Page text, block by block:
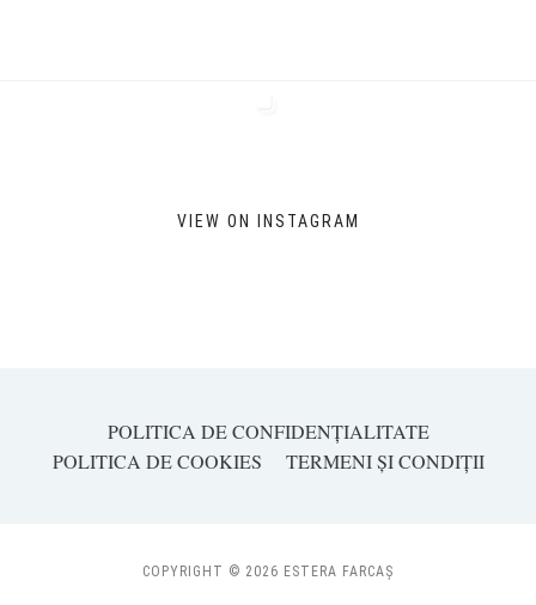
VIEW ON INSTAGRAM
POLITICA DE CONFIDENȚIALITATE
POLITICA DE COOKIES
TERMENI ȘI CONDIȚII
COPYRIGHT © 2026 ESTERA FARCAȘ